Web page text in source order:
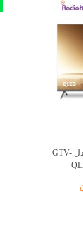
تلویزیون 50 اینچ جی پلاس مدل GTV-